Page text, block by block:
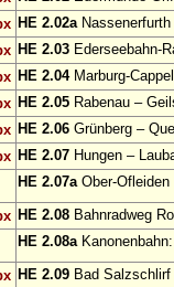
HE 2.02aNassenerfurth
HE 2.03 Ederseebahn-
HE 2.04Marburg-
HE 2.05 Rabenau –
HE 2.06 Grünberg –
HE 2.07 Hungen –
HE 2.07aOber-Ofleiden
HE 2.08 Bahnradweg
HE 2.08a
HE 2.09 Bad